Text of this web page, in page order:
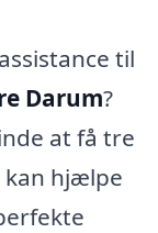
til
Darum?
at få tre
hjælpe